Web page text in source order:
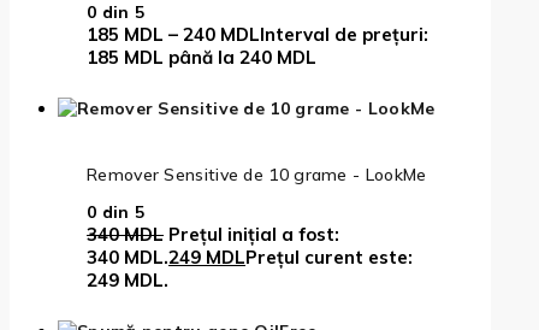
0 din 5
185 MDL – 240 MDLInterval de prețuri:
185 MDL până la 240 MDL
Remover Sensitive de 10 grame - LookMe
0 din 5
340MDL Prețul inițial a fost:
340 MDL.249 MDLPrețul curent este:
249 MDL.